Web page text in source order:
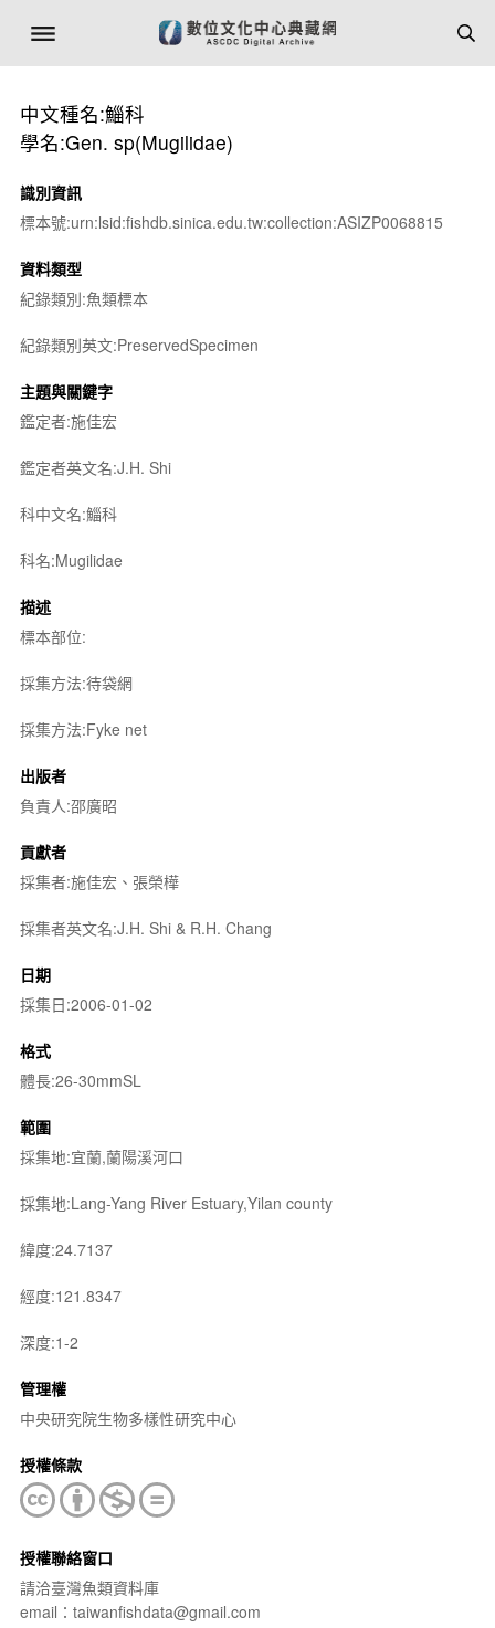
中文種名:鯔科
學名:Gen. sp(Mugilidae)
識別資訊
標本號:urn:lsid:fishdb.sinica.edu.tw:collection:ASIZP0068815
資料類型
紀錄類別:魚類標本
紀錄類別英文:PreservedSpecimen
主題與關鍵字
鑑定者:施佳宏
鑑定者英文名:J.H. Shi
科中文名:鯔科
科名:Mugilidae
描述
標本部位:
採集方法:待袋網
採集方法:Fyke net
出版者
負責人:邵廣昭
貢獻者
採集者:施佳宏、張榮樺
採集者英文名:J.H. Shi & R.H. Chang
日期
採集日:2006-01-02
格式
體長:26-30mmSL
範圍
採集地:宜蘭,蘭陽溪河口
採集地:Lang-Yang River Estuary,Yilan county
緯度:24.7137
經度:121.8347
深度:1-2
管理權
中央研究院生物多樣性研究中心
授權條款
授權聯絡窗口
請洽臺灣魚類資料庫
email：taiwanfishdata@gmail.com